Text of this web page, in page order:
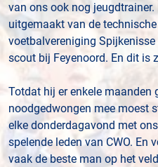
van ons ook nog
uitgemaakt van de
voetbalvereniging
scout bij Feyenoord. En dit is
Totdat hij er enkele maanden
noodgedwongen mee moest
elke donderdagavond met
spelende leden van CWO. En
vaak de beste man op het